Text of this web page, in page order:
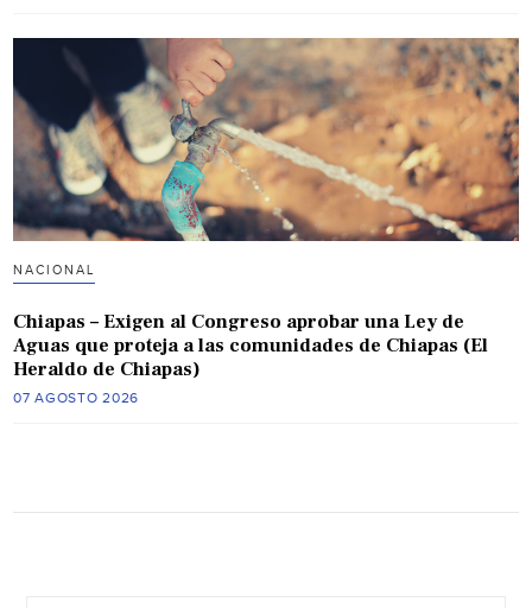
NACIONAL
Chiapas – Exigen al Congreso aprobar una Ley de
Aguas que proteja a las comunidades de Chiapas (El
Heraldo de Chiapas)
07 AGOSTO 2026